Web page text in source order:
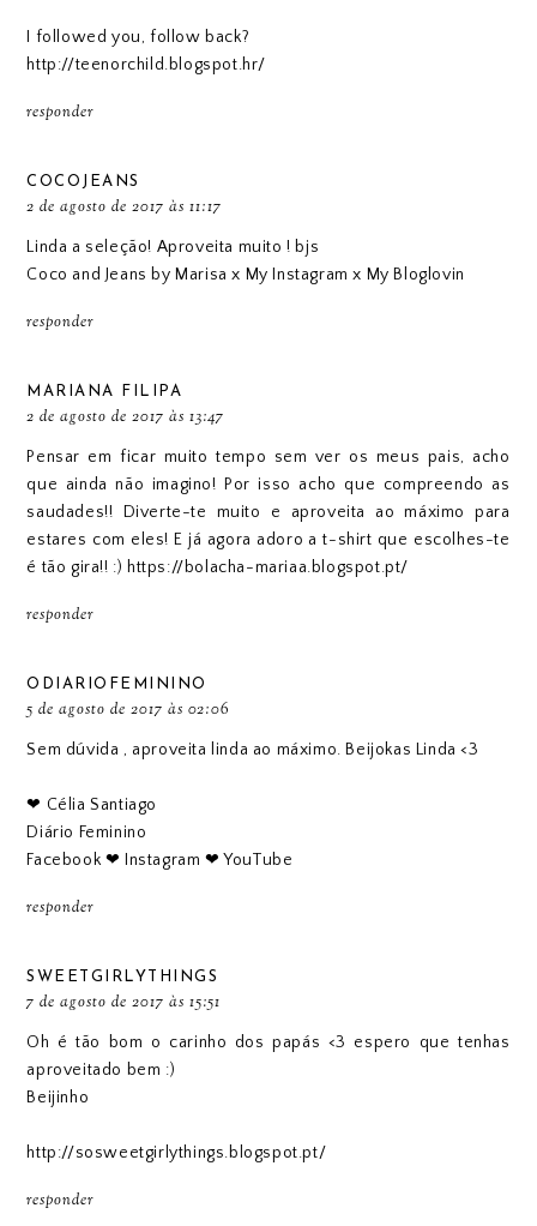
I followed you, follow back?
http://teenorchild.blogspot.hr/
responder
COCOJEANS
2 de agosto de 2017 às 11:17
Linda a seleção! Aproveita muito ! bjs
Coco and Jeans by Marisax My Instagramx My Bloglovin
responder
MARIANA FILIPA
2 de agosto de 2017 às 13:47
Pensar em ficar muito tempo sem ver os meus pais, acho
que ainda não imagino! Por isso acho que compreendo as
saudades!! Diverte-te muito e aproveita ao máximo para
estares com eles! E já agora adoro a t-shirt que escolhes-te
é tão gira!! :) https://bolacha-mariaa.blogspot.pt/
responder
ODIARIOFEMININO
5 de agosto de 2017 às 02:06
Sem dúvida , aproveita linda ao máximo. Beijokas Linda <3
❤ Célia Santiago
Diário Feminino
Facebook ❤ Instagram ❤YouTube
responder
SWEETGIRLYTHINGS
7 de agosto de 2017 às 15:51
Oh é tão bom o carinho dos papás <3 espero que tenhas
aproveitado bem :)
Beijinho
http://sosweetgirlythings.blogspot.pt/
responder